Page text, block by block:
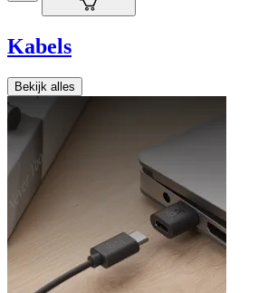
Kabels
Bekijk alles